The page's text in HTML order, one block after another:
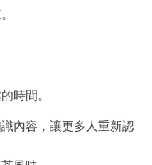
時間。
內容，讓更多人重新認